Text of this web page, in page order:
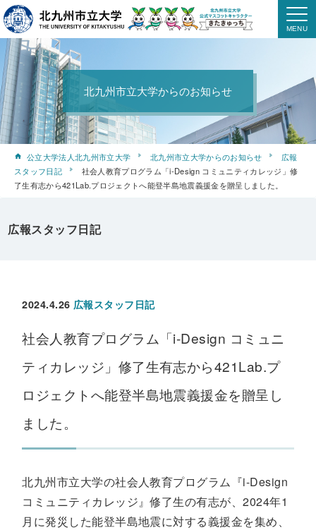
北九州市立大学からのお知らせ
公立大学法人北九州市立大学 北九州市立大学からのお知らせ
広報
スタッフ日記
社会人教育プログラム「i-Design コミュニティカレッジ」修
了生有志から421Lab.プロジェクトへ能登半島地震義援金を贈呈しました。
広報スタッフ日記
2024.4.26 広報スタッフ日記
社会人教育プログラム「i-Design コミュニ
ティカレッジ」修了生有志から421Lab.プ
ロジェクトへ能登半島地震義援金を贈呈し
ました。
北九州市立大学の社会人教育プログラム『i-Design
コミュニティカレッジ』修了生の有志が、2024年1
月に発災した能登半島地震に対する義援金を集め、